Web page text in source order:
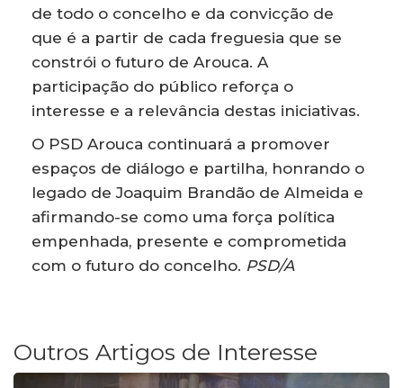
de todo o concelho e da convicção de
que é a partir de cada freguesia que se
constrói o futuro de Arouca. A
participação do público reforça o
interesse e a relevância destas iniciativas.
O PSD Arouca continuará a promover
espaços de diálogo e partilha, honrando o
legado de Joaquim Brandão de Almeida e
afirmando-se como uma força política
empenhada, presente e comprometida
com o futuro do concelho. PSD/A
Outros Artigos de Interesse